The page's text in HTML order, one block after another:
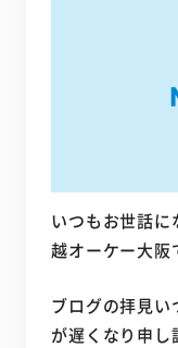
いつもお世話に
越オーケー大阪
ブログの拝見い
が遅くなり申し